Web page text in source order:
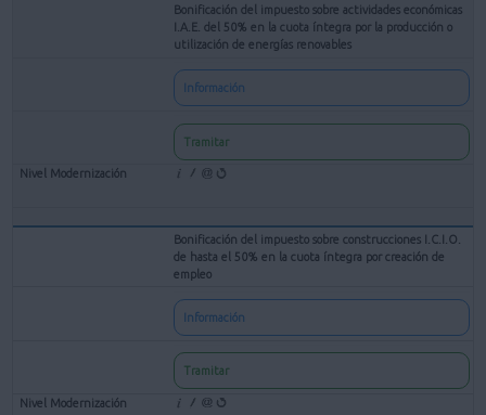
Bonificación del impuesto sobre actividades económicas
I.A.E. del 50% en la cuota íntegra por la producción o
utilización de energías renovables
Información
Tramitar
Bonificación del impuesto sobre construcciones I.C.I.O.
de hasta el 50% en la cuota íntegra por creación de
empleo
Información
Tramitar